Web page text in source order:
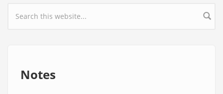
Search form
Notes